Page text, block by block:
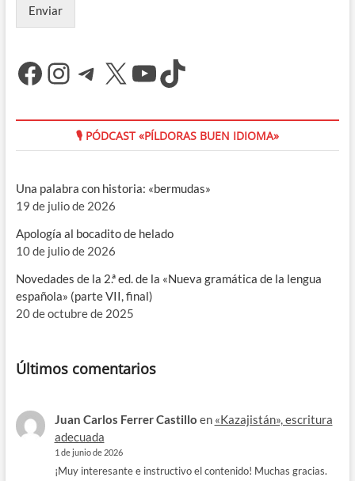
Enviar
Facebook
Instagram
Telegram
X YouTube
TikTok
🎙 PÓDCAST «PÍLDORAS BUEN IDIOMA»
Una palabra con historia: «bermudas»
19 de julio de 2026
Apología al bocadito de helado
10 de julio de 2026
Novedades de la 2.ª ed. de la «Nueva gramática de la lengua
española» (parte VII, final)
20 de octubre de 2025
Últimos comentarios
Juan Carlos Ferrer Castillo en «Kazajistán», escritura
adecuada
1 de junio de 2026
¡Muy interesante e instructivo el contenido! Muchas gracias.